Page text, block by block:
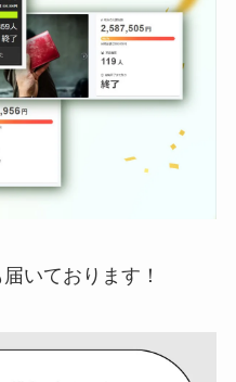
いております！